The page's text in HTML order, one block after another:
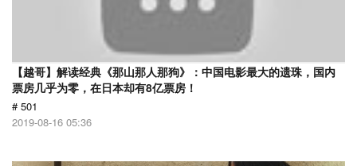
【越哥】解读经典《那山那人那狗》：中国电影最大的遗珠，国内
票房几乎为零，在日本却有8亿票房！
# 501
2019-08-16 05:36